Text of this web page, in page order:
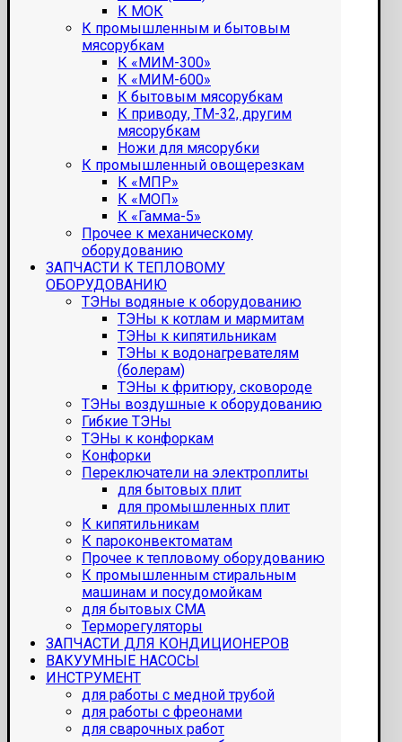
К МОК
К промышленным и бытовым
мясорубкам
К «МИМ-300»
К «МИМ-600»
К бытовым мясорубкам
К приводу, ТМ-32, другим
мясорубкам
Ножи для мясорубки
К промышленный овощерезкам
К «МПР»
К «МОП»
К «Гамма-5»
Прочее к механическому
оборудованию
ЗАПЧАСТИ К ТЕПЛОВОМУ
ОБОРУДОВАНИЮ
ТЭНы водяные к оборудованию
ТЭНы к котлам и мармитам
ТЭНы к кипятильникам
ТЭНы к водонагревателям
(болерам)
ТЭНы к фритюру, сковороде
ТЭНы воздушные к оборудованию
Гибкие ТЭНы
ТЭНы к конфоркам
Конфорки
Переключатели на электроплиты
для бытовых плит
для промышленных плит
К кипятильникам
К пароконвектоматам
Прочее к тепловому оборудованию
К промышленным стиральным
машинам и посудомойкам
для бытовых СМА
Терморегуляторы
ЗАПЧАСТИ ДЛЯ КОНДИЦИОНЕРОВ
ВАКУУМНЫЕ НАСОСЫ
ИНСТРУМЕНТ
для работы с медной трубой
для работы с фреонами
для сварочных работ